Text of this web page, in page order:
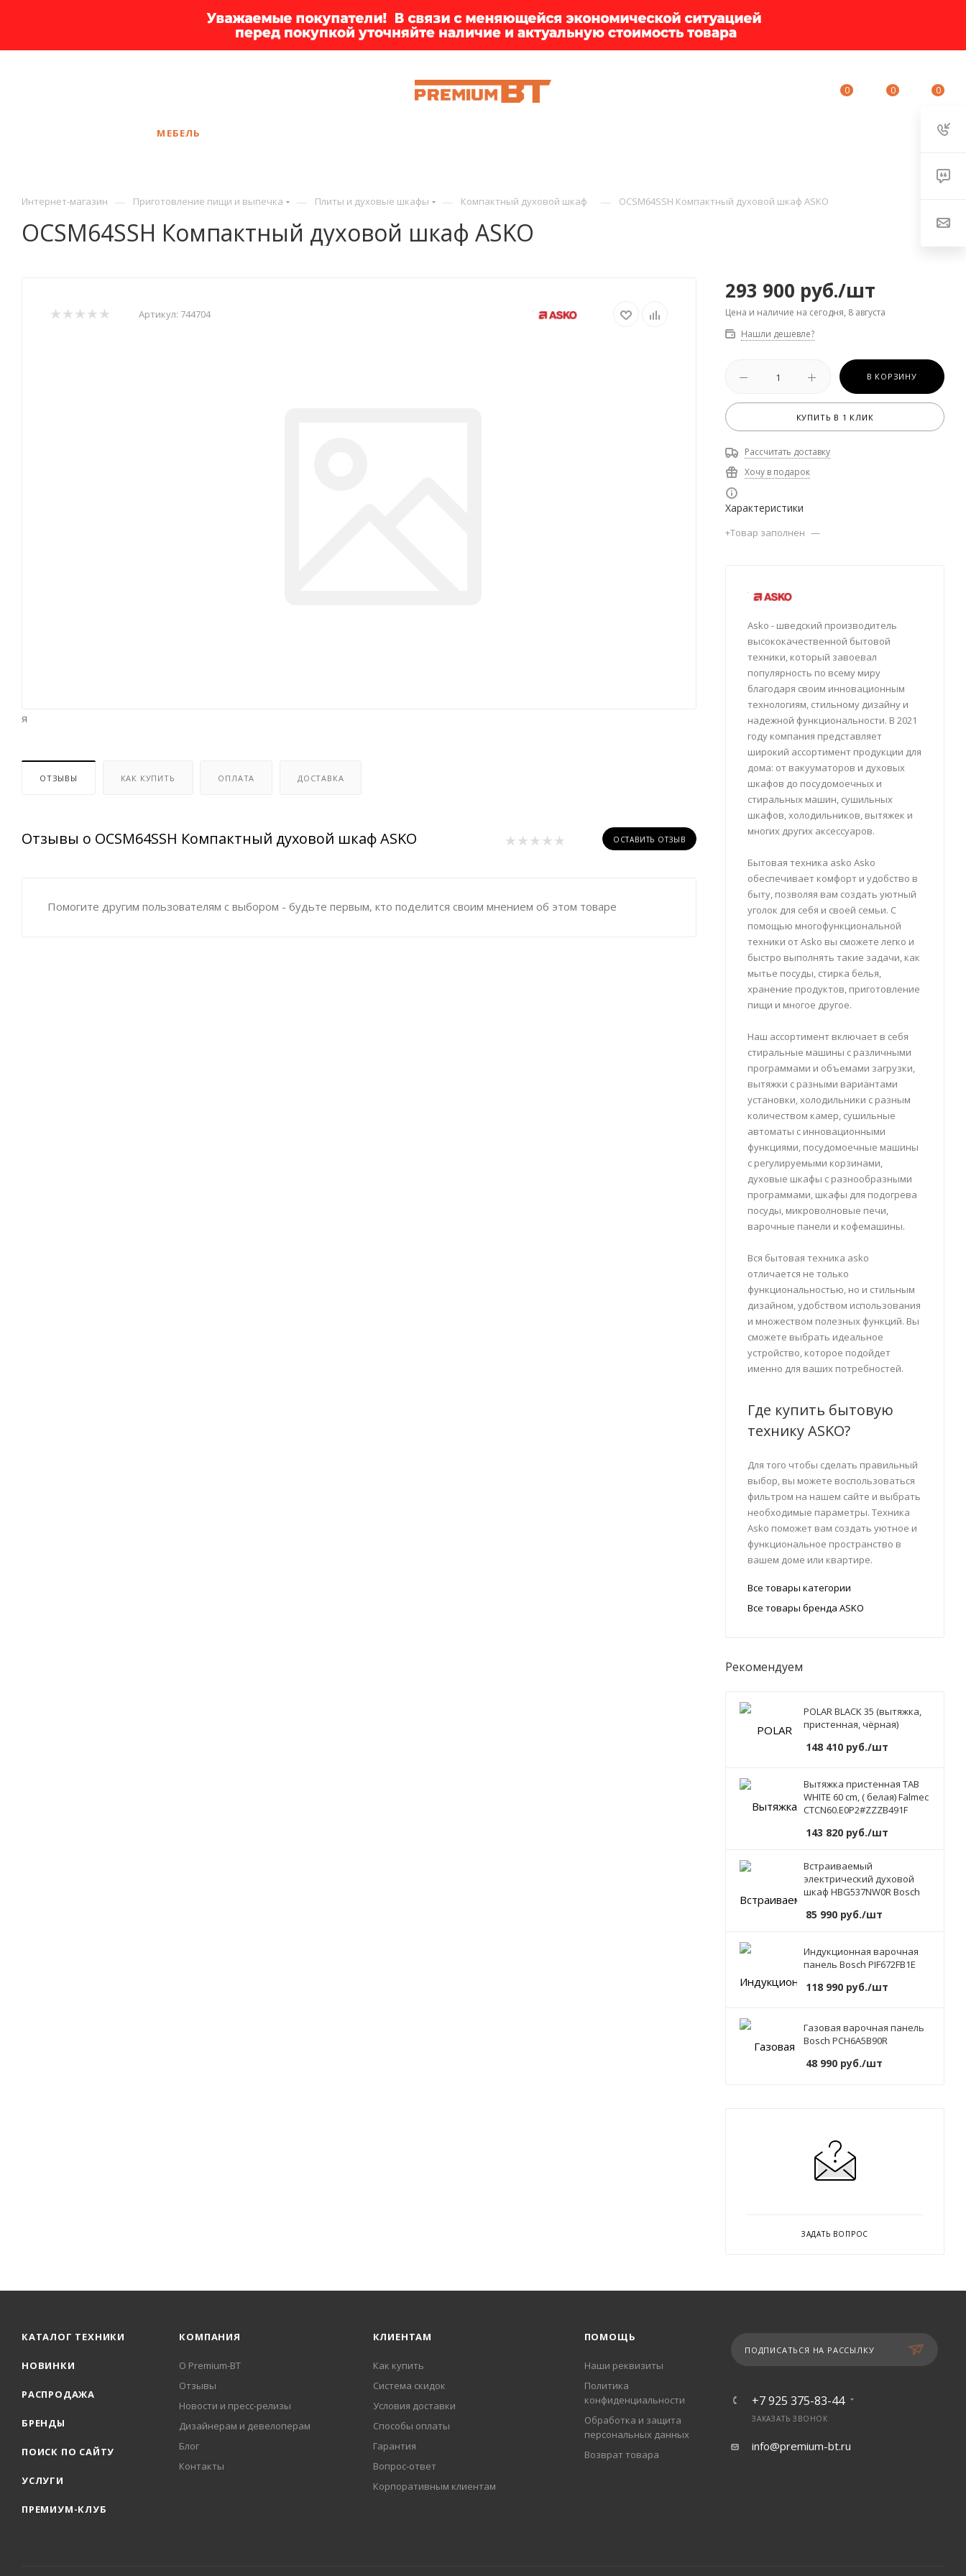
0 0 0
МЕБЕЛЬ
Интернет-магазин — Приготовление пищи и выпечка — Плиты и духовые шкафы — Компактный духовой шкаф — OCSM64SSH Компактный духовой шкаф ASKO
OCSM64SSH Компактный духовой шкаф ASKO
Артикул: 744704
я
ОТЗЫВЫ КАК КУПИТЬ ОПЛАТА ДОСТАВКА
Отзывы о OCSM64SSH Компактный духовой шкаф ASKO ОСТАВИТЬ ОТЗЫВ
Помогите другим пользователям с выбором - будьте первым, кто поделится своим мнением об этом товаре
293 900 руб./шт
Цена и наличие на сегодня, 8 августа
Нашли дешевле?
В КОРЗИНУ
КУПИТЬ В 1 КЛИК
Рассчитать доставку
Хочу в подарок
Характеристики
+Товар заполнен —
Asko - шведский производитель
высококачественной бытовой
техники, который завоевал
популярность по всему миру
благодаря своим инновационным
технологиям, стильному дизайну и
надежной функциональности. В 2021
году компания представляет
широкий ассортимент продукции для
дома: от вакууматоров и духовых
шкафов до посудомоечных и
стиральных машин, сушильных
шкафов, холодильников, вытяжек и
многих других аксессуаров.
Бытовая техника asko Asko
обеспечивает комфорт и удобство в
быту, позволяя вам создать уютный
уголок для себя и своей семьи. С
помощью многофункциональной
техники от Asko вы сможете легко и
быстро выполнять такие задачи, как
мытье посуды, стирка белья,
хранение продуктов, приготовление
пищи и многое другое.
Наш ассортимент включает в себя
стиральные машины с различными
программами и объемами загрузки,
вытяжки с разными вариантами
установки, холодильники с разным
количеством камер, сушильные
автоматы с инновационными
функциями, посудомоечные машины
с регулируемыми корзинами,
духовые шкафы с разнообразными
программами, шкафы для подогрева
посуды, микроволновые печи,
варочные панели и кофемашины.
Вся бытовая техника asko
отличается не только
функциональностью, но и стильным
дизайном, удобством использования
и множеством полезных функций. Вы
сможете выбрать идеальное
устройство, которое подойдет
именно для ваших потребностей.
Где купить бытовую
технику ASKO?
Для того чтобы сделать правильный
выбор, вы можете воспользоваться
фильтром на нашем сайте и выбрать
необходимые параметры. Техника
Asko поможет вам создать уютное и
функциональное пространство в
вашем доме или квартире.
Все товары категории
Все товары бренда ASKO
Рекомендуем
POLAR BLACK 35 (вытяжка,
пристенная, чёрная)
148 410 руб./шт
Вытяжка пристенная TAB
WHITE 60 cm, ( белая) Falmec
CTCN60.E0P2#ZZZB491F
143 820 руб./шт
Встраиваемый
электрический духовой
шкаф HBG537NW0R Bosch
85 990 руб./шт
Индукционная варочная
панель Bosch PIF672FB1E
118 990 руб./шт
Газовая варочная панель
Bosch PCH6A5B90R
48 990 руб./шт
ЗАДАТЬ ВОПРОС
КАТАЛОГ ТЕХНИКИ
НОВИНКИ
РАСПРОДАЖА
БРЕНДЫ
ПОИСК ПО САЙТУ
УСЛУГИ
ПРЕМИУМ-КЛУБ
КОМПАНИЯ
О Premium-BT
Отзывы
Новости и пресс-релизы
Дизайнерам и девелоперам
Блог
Контакты
КЛИЕНТАМ
Как купить
Система скидок
Условия доставки
Способы оплаты
Гарантия
Вопрос-ответ
Корпоративным клиентам
ПОМОЩЬ
Наши реквизиты
Политика
конфиденциальности
Обработка и защита
персональных данных
Возврат товара
ПОДПИСАТЬСЯ НА РАССЫЛКУ
+7 925 375-83-44
ЗАКАЗАТЬ ЗВОНОК
info@premium-bt.ru